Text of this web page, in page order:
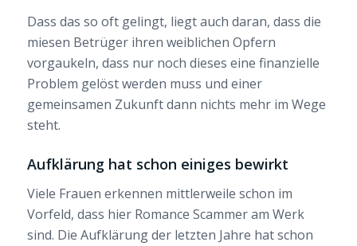
Dass das so oft gelingt, liegt auch daran, dass die
miesen Betrüger ihren weiblichen Opfern
vorgaukeln, dass nur noch dieses eine finanzielle
Problem gelöst werden muss und einer
gemeinsamen Zukunft dann nichts mehr im Wege
steht.
Aufklärung hat schon einiges bewirkt
Viele Frauen erkennen mittlerweile schon im
Vorfeld, dass hier Romance Scammer am Werk
sind. Die Aufklärung der letzten Jahre hat schon